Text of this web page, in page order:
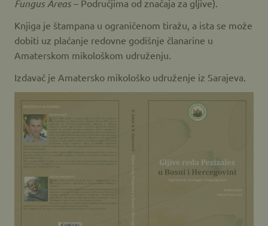
Fungus Areas – Područjima od značaja za gljive).
Knjiga je štampana u ograničenom tiražu, a ista se može
dobiti uz plaćanje redovne godišnje članarine u
Amaterskom mikološkom udruženju.
Izdavač je Amatersko mikološko udruženje iz Sarajeva.